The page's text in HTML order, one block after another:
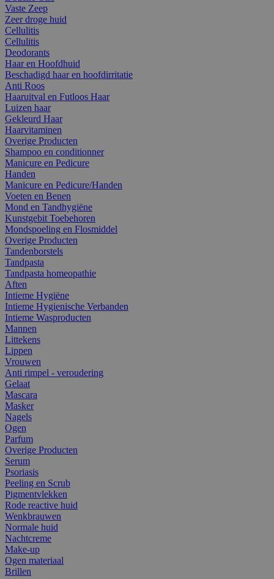
Vaste Zeep
Zeer droge huid
Cellulitis
Cellulitis
Deodorants
Haar en Hoofdhuid
Beschadigd haar en hoofdirritatie
Anti Roos
Haaruitval en Futloos Haar
Luizen haar
Gekleurd Haar
Haarvitaminen
Overige Producten
Shampoo en conditionner
Manicure en Pedicure
Handen
Manicure en Pedicure/Handen
Voeten en Benen
Mond en Tandhygiëne
Kunstgebit Toebehoren
Mondspoeling en Flosmiddel
Overige Producten
Tandenborstels
Tandpasta
Tandpasta homeopathie
Aften
Intieme Hygiëne
Intieme Hygienische Verbanden
Intieme Wasproducten
Mannen
Littekens
Lippen
Vrouwen
Anti rimpel - veroudering
Gelaat
Mascara
Masker
Nagels
Ogen
Parfum
Overige Producten
Serum
Psoriasis
Peeling en Scrub
Pigmentvlekken
Rode reactive huid
Wenkbrauwen
Normale huid
Nachtcreme
Make-up
Ogen materiaal
Brillen